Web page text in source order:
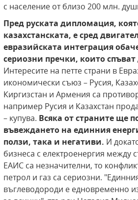
с население от близо 200 млн.
Пред руската дипломация,
казахстанската, е сред
евразийската интеграция
сериозни пречки, които
Интересите на петте страни в
икономически съюз – Русия,
Киргизстан и Армения са
например Русия и Казахстан
– купува. Всяка от страните ще
въвеждането на единния
ползи, така и негативи. И
бизнеса с електроенергия между
ЕАИС са незначителни, то
петрол и газ са сериозни.
въглеводороди е едновременно